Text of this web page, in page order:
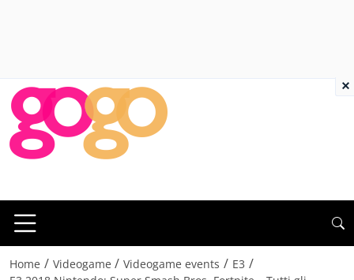
Home / Videogame / Videogame events / E3 /
×